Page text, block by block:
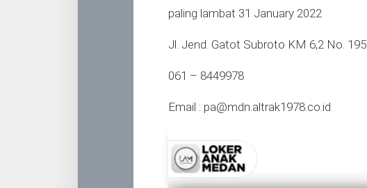
paling lambat 31 January 2022
Jl. Jend. Gatot Subroto KM 6,2 No. 195
061 – 8449978
Email : pa@mdn.altrak1978.co.id